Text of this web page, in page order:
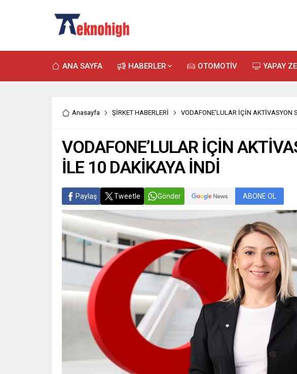
ANA SAYFA HABERLER OTOMOTİV YAPAY
Anasayfa ŞİRKET HABERLERİ VODAFONE’LULAR İÇİN AKTİVASYON
VODAFONE’LULAR İÇİN
İLE 10 DAKİKAYA İNDİ
Paylaş Tweetle Gönder ABONE OL